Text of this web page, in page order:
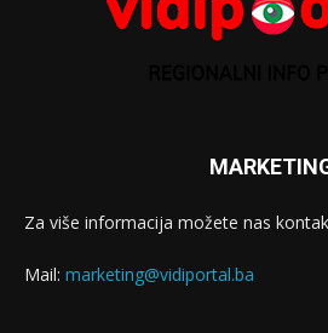
Za više informacija možete nas
Mail: marketing@vidiportal.ba